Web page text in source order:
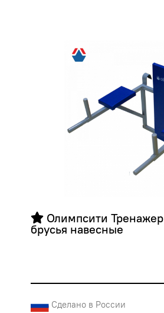
Олимпсити Тренажер
брусья навесные
Сделано в России